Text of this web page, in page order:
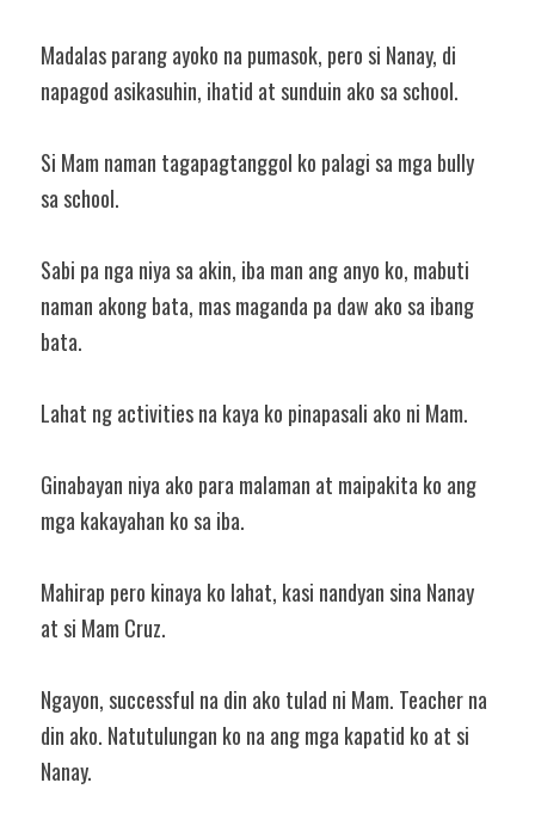
Madalas parang ayoko na pumasok, pero si Nanay, di
napagod asikasuhin, ihatid at sunduin ako sa school.
Si Mam naman tagapagtanggol ko palagi sa mga bully
sa school.
Sabi pa nga niya sa akin, iba man ang anyo ko, mabuti
naman akong bata, mas maganda pa daw ako sa ibang
bata.
Lahat ng activities na kaya ko pinapasali ako ni Mam.
Ginabayan niya ako para malaman at maipakita ko ang
mga kakayahan ko sa iba.
Mahirap pero kinaya ko lahat, kasi nandyan sina Nanay
at si Mam Cruz.
Ngayon, successful na din ako tulad ni Mam. Teacher na
din ako. Natutulungan ko na ang mga kapatid ko at si
Nanay.